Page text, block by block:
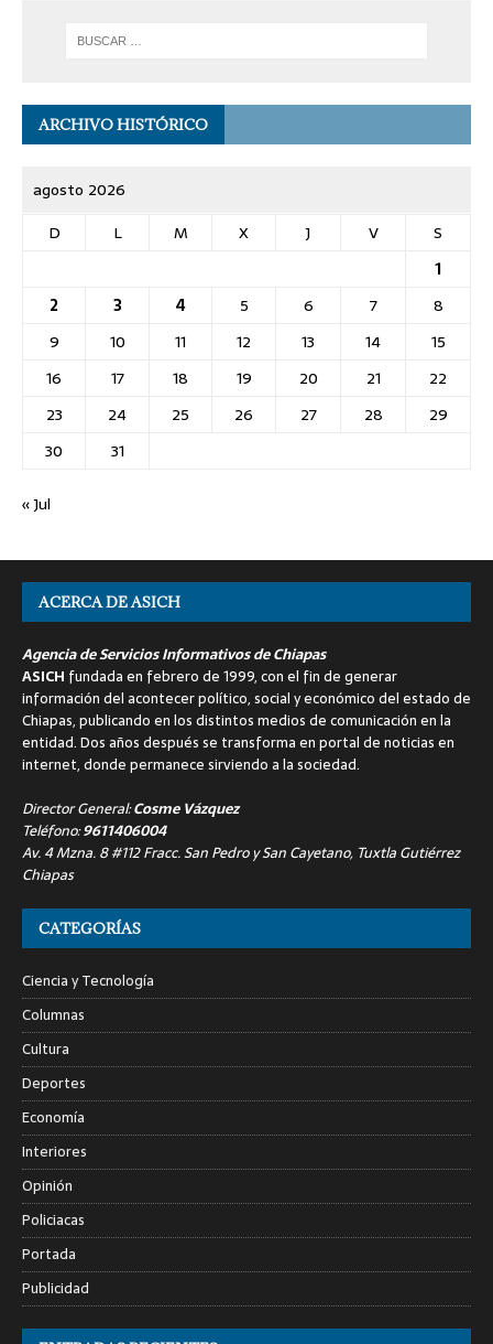
ARCHIVO HISTÓRICO
agosto 2026
D
L M X J V
S
1
2
3 4 5 6 7
8
9
10 11 12 13 14
15
16
17 18 19 20 21
22
23
24 25 26 27 28
29
30
31
« Jul
ACERCA DE ASICH
Agencia de Servicios Informativos de Chiapas
ASICH fundada en febrero de 1999, con el fin de generar
información del acontecer político, social y económico del estado de
Chiapas, publicando en los distintos medios de comunicación en la
entidad. Dos años después se transforma en portal de noticias en
internet, donde permanece sirviendo a la sociedad.
Director General:Cosme Vázquez
Teléfono:9611406004
Av. 4 Mzna. 8 #112 Fracc. San Pedro y San Cayetano, Tuxtla Gutiérrez
Chiapas
CATEGORÍAS
Ciencia y Tecnología
Columnas
Cultura
Deportes
Economía
Interiores
Opinión
Policiacas
Portada
Publicidad